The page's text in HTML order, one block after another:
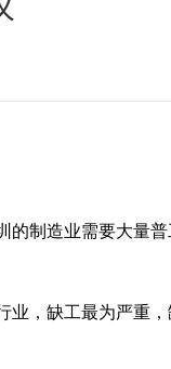
的制造业需要大量
业，缺工最为严重